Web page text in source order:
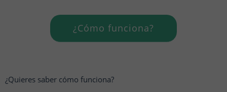
¿Cómo funciona?
¿Quieres saber cómo funciona?